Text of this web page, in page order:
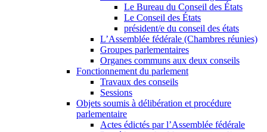
Le Bureau du Conseil des États
Le Conseil des États
président/e du conseil des états
L’Assemblée fédérale (Chambres réunies)
Groupes parlementaires
Organes communs aux deux conseils
Fonctionnement du parlement
Travaux des conseils
Sessions
Objets soumis à délibération et procédure
parlementaire
Actes édictés par l’Assemblée fédérale